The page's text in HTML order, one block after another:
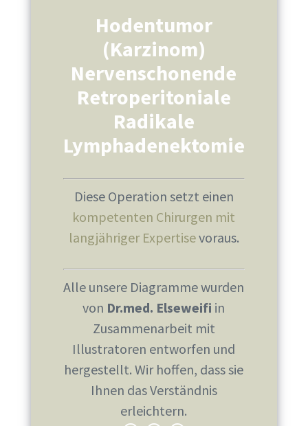
Hodentumor
(Karzinom)
Nervenschonende
Retroperitoniale
Radikale
Lymphadenektomie
Diese Operation setzt einen
kompetenten Chirurgen mit
langjähriger Expertisevoraus.
Alle unsere Diagramme wurden
von Dr.med. Elseweifi in
Zusammenarbeit mit
Illustratoren entworfen und
hergestellt. Wir hoffen, dass sie
Ihnen das Verständnis
erleichtern.